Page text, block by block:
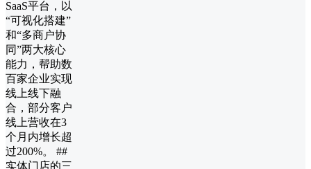
SaaS平台，以
“可视化搭建”
和“多商户协
同”两大核心
能力，帮助数
百家企业实现
线上线下融
合，部分客户
线上营收在3
个月内增长超
过200%。 ##
实体门店的三